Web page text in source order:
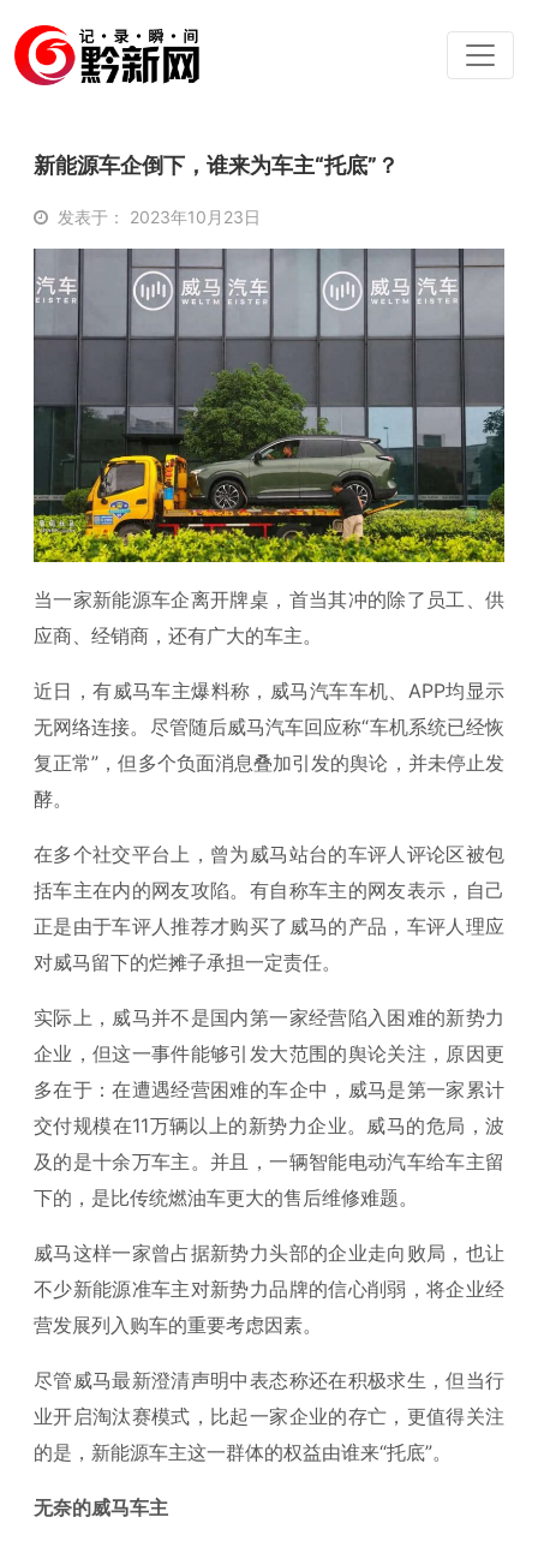
新能源车企倒下，谁来为车主“托底”？
发表于： 2023年10月23日
当一家新能源车企离开牌桌，首当其冲的除了员工、供
应商、经销商，还有广大的车主。
近日，有威马车主爆料称，威马汽车车机、APP均显示
无网络连接。尽管随后威马汽车回应称“车机系统已经恢
复正常”，但多个负面消息叠加引发的舆论，并未停止发
酵。
在多个社交平台上，曾为威马站台的车评人评论区被包
括车主在内的网友攻陷。有自称车主的网友表示，自己
正是由于车评人推荐才购买了威马的产品，车评人理应
对威马留下的烂摊子承担一定责任。
实际上，威马并不是国内第一家经营陷入困难的新势力
企业，但这一事件能够引发大范围的舆论关注，原因更
多在于：在遭遇经营困难的车企中，威马是第一家累计
交付规模在11万辆以上的新势力企业。威马的危局，波
及的是十余万车主。并且，一辆智能电动汽车给车主留
下的，是比传统燃油车更大的售后维修难题。
威马这样一家曾占据新势力头部的企业走向败局，也让
不少新能源准车主对新势力品牌的信心削弱，将企业经
营发展列入购车的重要考虑因素。
尽管威马最新澄清声明中表态称还在积极求生，但当行
业开启淘汰赛模式，比起一家企业的存亡，更值得关注
的是，新能源车主这一群体的权益由谁来“托底”。
无奈的威马车主